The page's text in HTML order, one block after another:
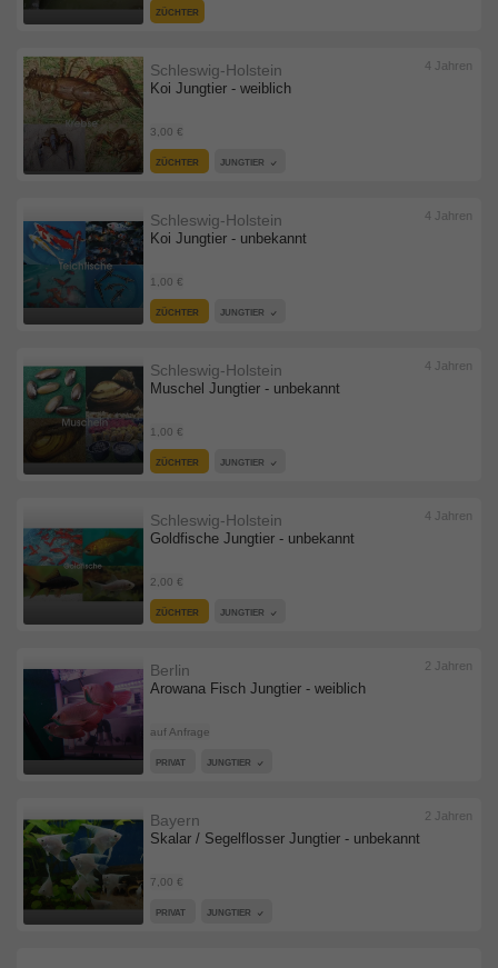
ZÜCHTER
Koi Jungtier - weiblich
Schleswig-Holstein
3,00 €
4 Jahren
ZÜCHTER JUNGTIER
Koi Jungtier - unbekannt
Schleswig-Holstein
1,00 €
4 Jahren
ZÜCHTER JUNGTIER
Muschel Jungtier - unbekannt
Schleswig-Holstein
1,00 €
4 Jahren
ZÜCHTER JUNGTIER
Goldfische Jungtier - unbekannt
Schleswig-Holstein
2,00 €
4 Jahren
ZÜCHTER JUNGTIER
Arowana Fisch Jungtier - weiblich
Berlin
auf Anfrage
2 Jahren
PRIVAT JUNGTIER
Skalar / Segelflosser Jungtier - unbekannt
Bayern
7,00 €
2 Jahren
PRIVAT JUNGTIER